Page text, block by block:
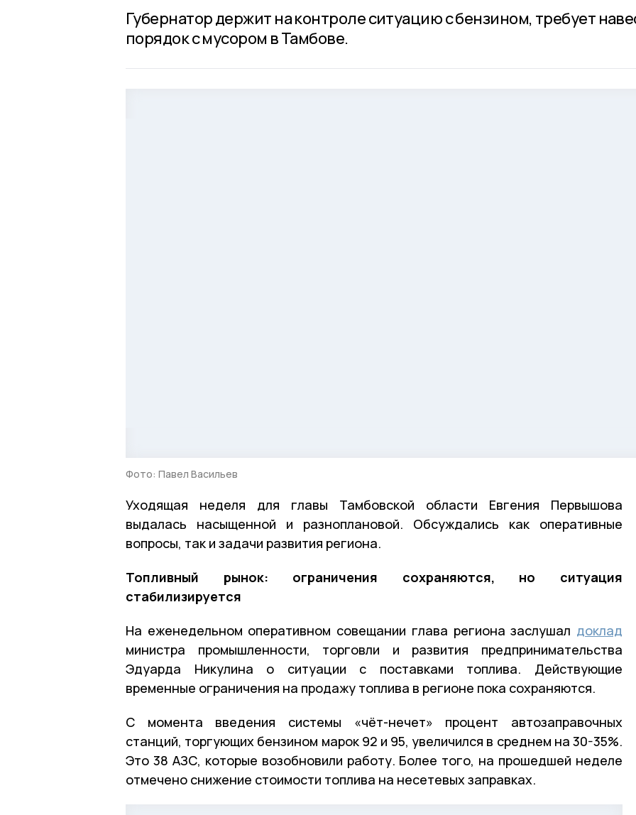
Губернатор держит на контроле ситуацию с бензином, требует
порядок с мусором в Тамбове.
Фото: Павел Васильев
Уходящая неделя для главы Тамбовской области Евгения Первышова
выдалась насыщенной и разноплановой. Обсуждались как оперативные
вопросы, так и задачи развития региона.
Топливный рынок: ограничения сохраняются, но ситуация
стабилизируется
На еженедельном оперативном совещании глава региона заслушал доклад
министра промышленности, торговли и развития предпринимательства
Эдуарда Никулина о ситуации с поставками топлива. Действующие
временные ограничения на продажу топлива в регионе пока сохраняются.
С момента введения системы «чёт-нечет» процент автозаправочных
станций, торгующих бензином марок 92 и 95, увеличился в среднем на 30-35%.
Это 38 АЗС, которые возобновили работу. Более того, на прошедшей неделе
отмечено снижение стоимости топлива на несетевых заправках.